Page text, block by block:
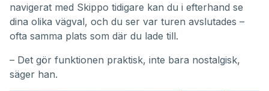
navigerat med Skippo tidigare kan du i efterhand se
dina olika vägval, och du ser var turen avslutades –
ofta samma plats som där du lade till.
– Det gör funktionen praktisk, inte bara nostalgisk,
säger han.